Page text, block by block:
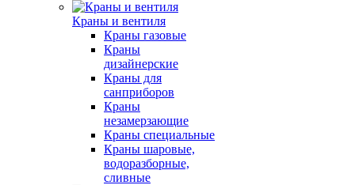
Краны и вентиля
Краны газовые
Краны
дизайнерские
Краны для
санприборов
Краны
незамерзающие
Краны специальные
Краны шаровые,
водоразборные,
сливные